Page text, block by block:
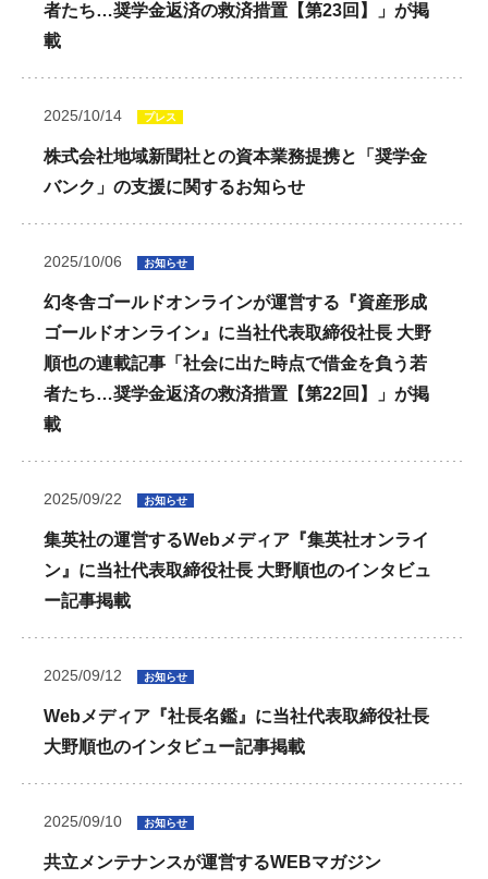
者たち…奨学金返済の救済措置【第23回】」が掲
載
2025/10/14 プレス
株式会社地域新聞社との資本業務提携と「奨学金
バンク」の支援に関するお知らせ
2025/10/06 お知らせ
幻冬舎ゴールドオンラインが運営する『資産形成
ゴールドオンライン』に当社代表取締役社長 大野
順也の連載記事「社会に出た時点で借金を負う若
者たち…奨学金返済の救済措置【第22回】」が掲
載
2025/09/22 お知らせ
集英社の運営するWebメディア『集英社オンライ
ン』に当社代表取締役社長 大野順也のインタビュ
ー記事掲載
2025/09/12 お知らせ
Webメディア『社長名鑑』に当社代表取締役社長
大野順也のインタビュー記事掲載
2025/09/10 お知らせ
共立メンテナンスが運営するWEBマガジン